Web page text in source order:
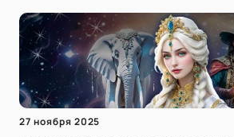
27 ноября 2025